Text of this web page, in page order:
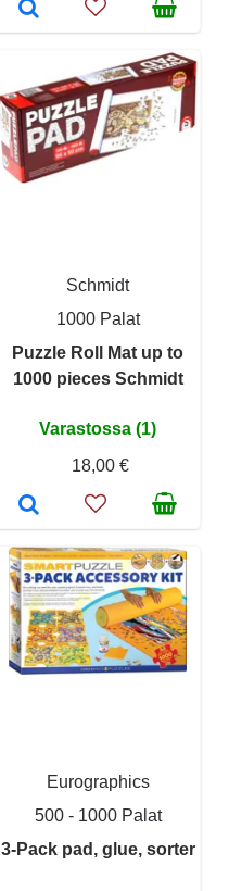
Schmidt
1000 Palat
Puzzle Roll Mat up to
1000 pieces Schmidt
Varastossa (1)
18,00 €
Eurographics
500 - 1000 Palat
3-Pack pad, glue, sorter